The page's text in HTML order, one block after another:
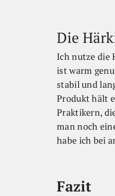
Die
Ich nutze die
ist warm
stabil und
Produkt hält
Praktikern,
man noch
habe ich bei
Fazit